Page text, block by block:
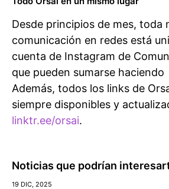
Desde principios de mes, toda
comunicación en redes está
cuenta de Instagram de
que pueden sumarse haciendo
Además, todos los links de
siempre disponibles y
linktr.ee/orsai.
Noticias que podrían
19 DIC, 2025